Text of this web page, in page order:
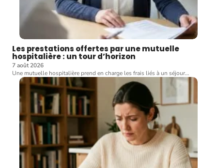
Les prestations offertes par une mutuelle
hospitalière : un tour d’horizon
7 août 2026
Une mutuelle hospitalière prend en charge les frais liés à un séjour…